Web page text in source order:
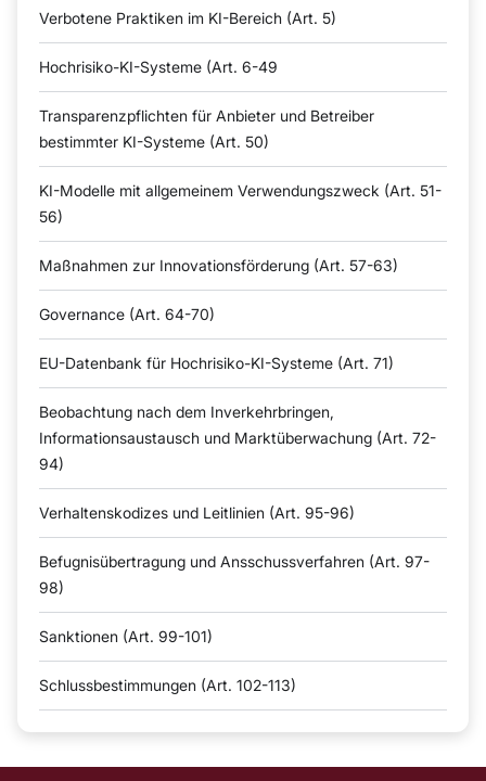
Verbotene Praktiken im KI-Bereich (Art. 5)
Hochrisiko-KI-Systeme (Art. 6-49
Transparenzpflichten für Anbieter und Betreiber
bestimmter KI-Systeme (Art. 50)
KI-Modelle mit allgemeinem Verwendungszweck (Art. 51-
56)
Maßnahmen zur Innovationsförderung (Art. 57-63)
Governance (Art. 64-70)
EU-Datenbank für Hochrisiko-KI-Systeme (Art. 71)
Beobachtung nach dem Inverkehrbringen,
Informationsaustausch und Marktüberwachung (Art. 72-
94)
Verhaltenskodizes und Leitlinien (Art. 95-96)
Befugnisübertragung und Ansschussverfahren (Art. 97-
98)
Sanktionen (Art. 99-101)
Schlussbestimmungen (Art. 102-113)